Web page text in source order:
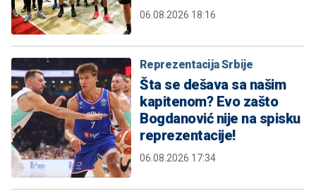
06.08.2026 18:16
Reprezentacija Srbije
Šta se dešava sa našim
kapitenom? Evo zašto
Bogdanović nije na spisku
reprezentacije!
06.08.2026 17:34